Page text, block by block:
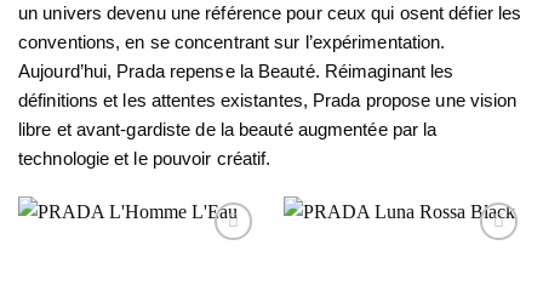
un univers devenu une référence pour ceux qui osent défier les
conventions, en se concentrant sur l’expérimentation.
Aujourd’hui, Prada repense la Beauté. Réimaginant les
définitions et les attentes existantes, Prada propose une vision
libre et avant-gardiste de la beauté augmentée par la
technologie et le pouvoir créatif.